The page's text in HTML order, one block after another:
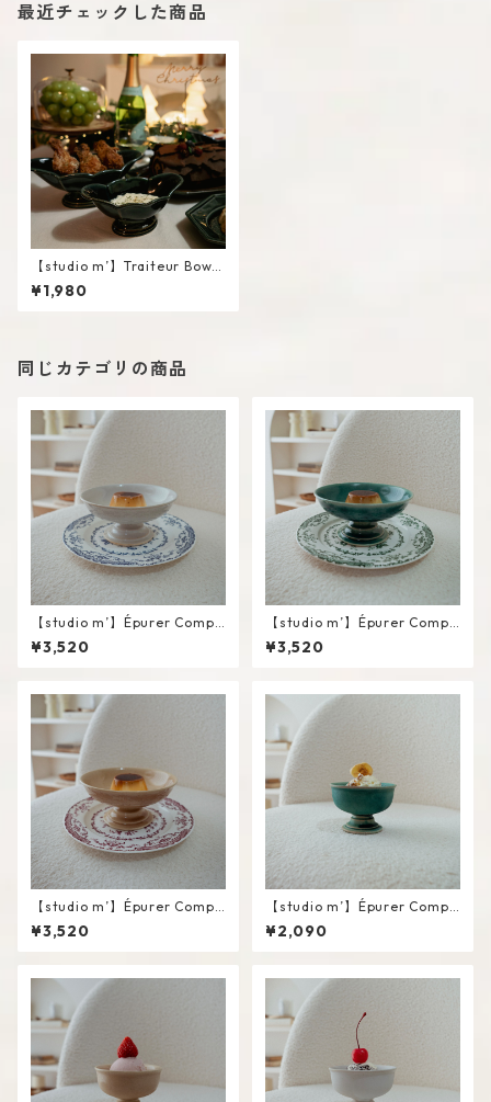
最近チェックした商品
【studio m’】Traiteur Bowl
#Navy / S
¥1,980
同じカテゴリの商品
【studio m’】Épurer Compo
te #White / M
¥3,520
【studio m’】Épurer Compo
te #Turquoise blue / M
¥3,520
【studio m’】Épurer Compo
te #Pink beige / M
¥3,520
【studio m’】Épurer Compo
te #Turquoise blue / S
¥2,090